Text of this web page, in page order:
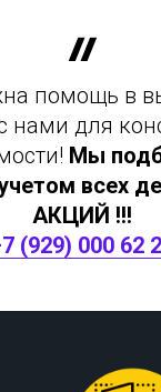
помощь в
нами для
Мы
всех
АКЦИЙ !!!
(929) 000 62